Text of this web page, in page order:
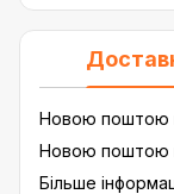
Новою поштою
Новою поштою
Більше